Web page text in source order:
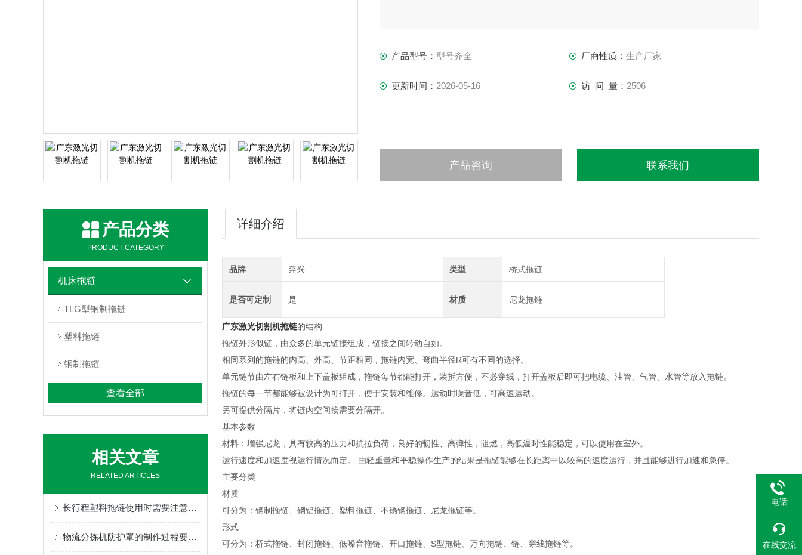
单元链节由左右链板和上下盖板组成，拖链每节都能打开，装拆方便，不必穿线，打开盖板后即
产品型号： 型号齐全 厂商性质： 生产厂家
更新时间： 2026-05-16 访 问 量： 2506
产品咨询 联系我们
产品分类
PRODUCT CATEGORY
机床拖链
TLG型钢制拖链
塑料拖链
钢制拖链
查看全部
相关文章
RELATED ARTICLES
长行程塑料拖链使用时需要注意哪些方面?
物流分拣机防护罩的制作过程要包含哪些步骤呢
详细介绍
品牌 奔兴 类型 桥式拖链
是否可定制 是 材质 尼龙拖链
广东激光切割机拖链的结构
拖链外形似链，由众多的单元链接组成，链接之间转动自如。
相同系列的拖链的内高、外高、节距相同，拖链内宽、弯曲半径R可有不同的选择。
单元链节由左右链板和上下盖板组成，拖链每节都能打开，装拆方便，不必穿线，打开盖板后即可把电缆、油管、气管、水管等放入拖链。
拖链的每一节都能够被设计为可打开，便于安装和维修。运动时噪音低，可高速运动。
另可提供分隔片，将链内空间按需要分隔开。
基本参数
材料：增强尼龙，具有较高的压力和抗拉负荷，良好的韧性、高弹性，阻燃，高低温时性能稳定，可以使用在室外。
运行速度和加速度视运行情况而定。 由轻重量和平稳操作生产的结果是拖链能够在长距离中以较高的速度运行，并且能够进行加速和急停。
主要分类
材质
可分为：钢制拖链、钢铝拖链、塑料拖链、不锈钢拖链、尼龙拖链等。
形式
可分为：桥式拖链、封闭拖链、低噪音拖链、开口拖链、S型拖链、万向拖链、链、穿线拖链等。
电话
在线交流